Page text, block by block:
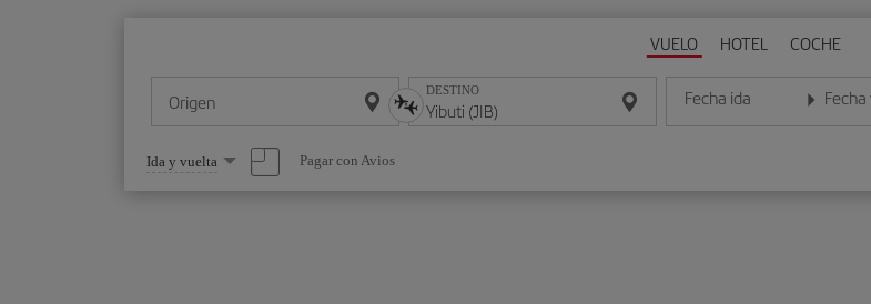
VUELO HOTEL COCHE
Origen DESTINO Fecha ida
Introduce la fecha en formato
Introduce
Seleccione
una
opción
Ida y vuelta Pagar con Avios